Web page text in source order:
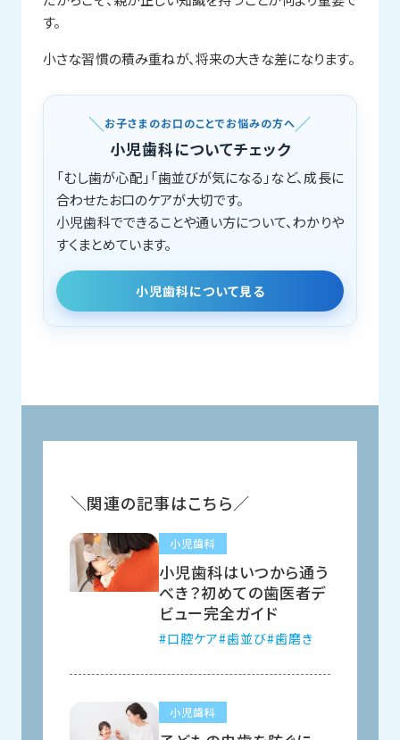
す。
小さな習慣の積み重ねが、将来の大きな差になります。
お子さまのお口のことでお悩みの方へ
小児歯科についてチェック
「むし歯が心配」「歯並びが気になる」など、成長に
合わせたお口のケアが大切です。
小児歯科でできることや通い方について、わかりや
すくまとめています。
小児歯科について見る
関連の記事はこちら
小児歯科
小児歯科はいつから通う
べき？初めての歯医者デ
ビュー完全ガイド
口腔ケア 歯並び 歯磨き
小児歯科